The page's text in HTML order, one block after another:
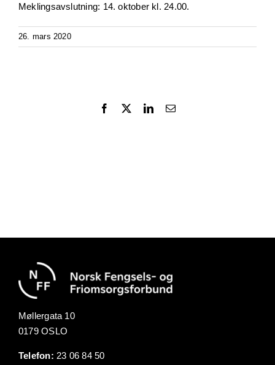
Meklingsavslutning: 14. oktober kl. 24.00.
26. mars 2020
Facebook LinkedInEmail
Møllergata 10
0179 OSLO
Telefon: 23 06 84 50